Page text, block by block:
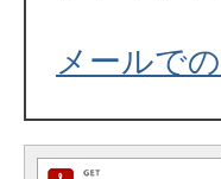
メールで